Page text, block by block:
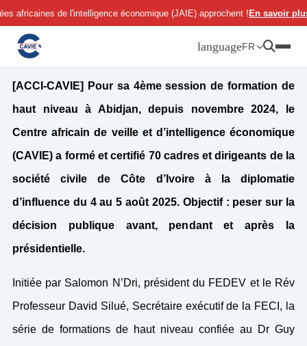
Aller
au
contenu
de l'intelligence économique (JAIE) approchent !En savoir plus
languageFR
[ACCI-CAVIE] Pour sa 4ème session de formation de
haut niveau à Abidjan, depuis novembre 2024, le
Centre africain de veille et d’intelligence économique
(CAVIE) a formé et certifié 70 cadres et dirigeants de la
société civile de Côte d’Ivoire à la diplomatie
d’influence du 4 au 5 août 2025. Objectif : peser sur la
décision publique avant, pendant et après la
présidentielle.
Initiée par Salomon N’Dri, président du FEDEV et le Rév
Professeur David Silué, Secrétaire exécutif de la FECI, la
série de formations de haut niveau confiée au Dr Guy